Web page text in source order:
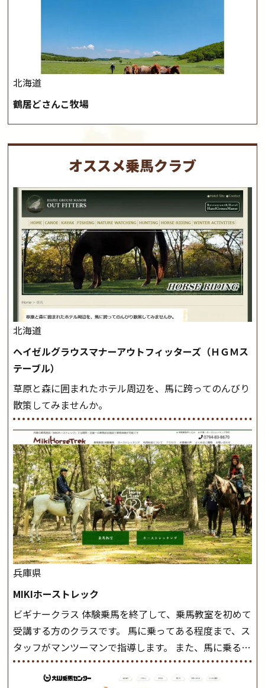
北海道
鶴居どさんこ牧場
オススメ乗馬クラブ
北海道
ヘイゼルグラウスマナーアウトフィッターズ（ＨＧＭス
テーブル）
草原と森に囲まれたホテル周辺を、馬に跨ってのんびり
散策してみませんか。
兵庫県
MIKIホーストレック
ビギナークラス 体験乗馬を終了して、乗馬教室を初めて
受講する方のクラスです。 馬に乗ってある程度まで、ス
タッフがマンツーマンで指導します。 また、馬に乗るだ
けでなく、馬の手入れや馬装（鞍などを装着する） も
このクラスで把握し、「馬に触れること」にも慣れてい